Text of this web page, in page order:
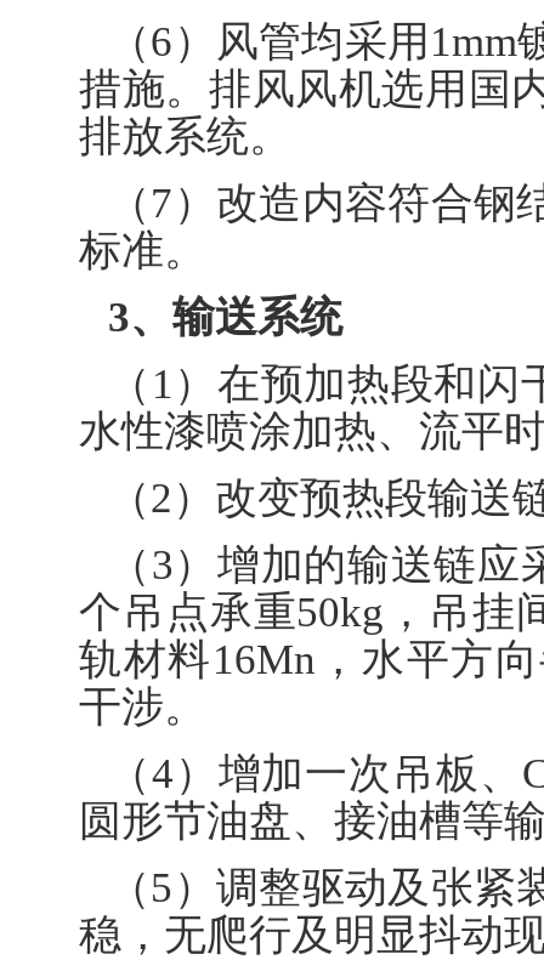
（6）风管均采用
措施。排风风机选用国
排放系统。
（7）改造内容符合
标准。
3、输送系统
（1）在预加热段和
水性漆喷涂加热、流平
（2）改变预热段输
（3）增加的输送链
个吊点承重50kg，吊挂
轨材料16Mn，水平方
干涉。
（4）增加一次吊板
圆形节油盘、接油槽等
（5）调整驱动及张
稳，无爬行及明显抖动